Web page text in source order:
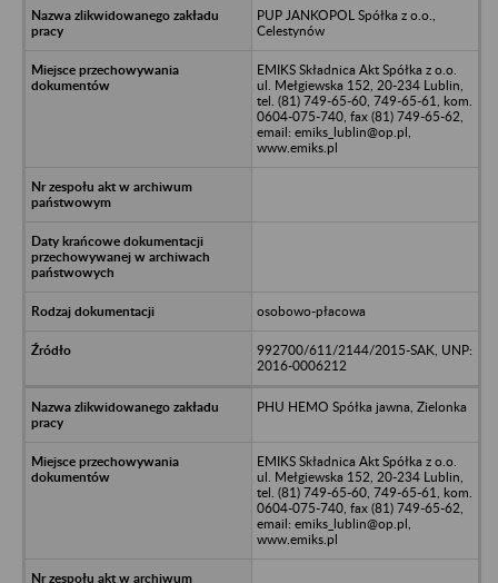
PUP JANKOPOL Spółka z o.o.,
Celestynów
EMIKS Składnica Akt Spółka z o.o.
ul. Mełgiewska 152, 20-234 Lublin,
tel. (81) 749-65-60, 749-65-61, kom.
0604-075-740, fax (81) 749-65-62,
email: emiks_lublin@op.pl,
www.emiks.pl
osobowo-płacowa
992700/611/2144/2015-SAK, UNP:
2016-0006212
PHU HEMO Spółka jawna, Zielonka
EMIKS Składnica Akt Spółka z o.o.
ul. Mełgiewska 152, 20-234 Lublin,
tel. (81) 749-65-60, 749-65-61, kom.
0604-075-740, fax (81) 749-65-62,
email: emiks_lublin@op.pl,
www.emiks.pl